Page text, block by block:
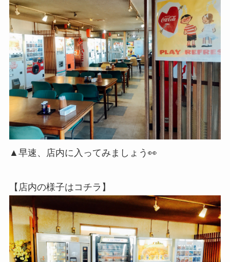
▲早速、店内に入ってみましょう👀
【店内の様子はコチラ】